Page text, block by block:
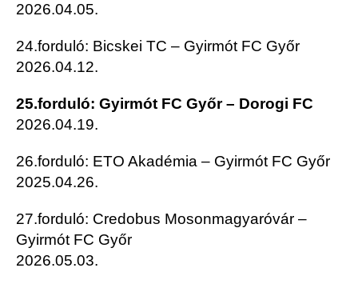
2026.04.05.
24.forduló: Bicskei TC – Gyirmót FC Győr
2026.04.12.
25.forduló: Gyirmót FC Győr – Dorogi FC
2026.04.19.
26.forduló: ETO Akadémia – Gyirmót FC Győr
2025.04.26.
27.forduló: Credobus Mosonmagyaróvár –
Gyirmót FC Győr
2026.05.03.